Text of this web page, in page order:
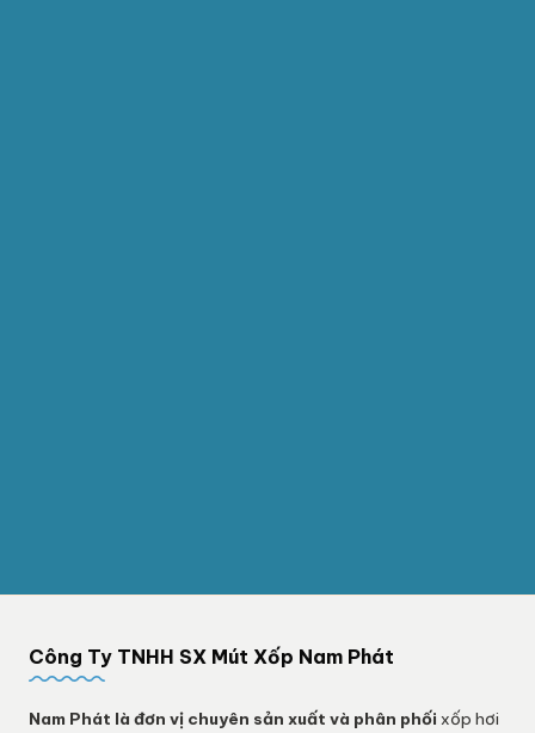
Công Ty TNHH SX Mút Xốp Nam Phát
Nam Phát là đơn vị chuyên sản xuất và phân phối xốp hơi